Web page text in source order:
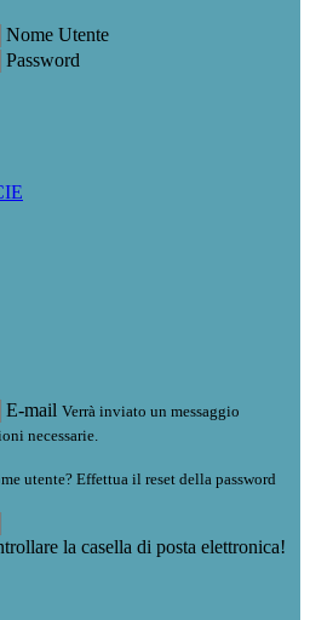
Nome Utente
Password
E-mail Verrà inviato un messaggio
necessarie.
utente? Effettua il reset della password
la casella di posta elettronica!